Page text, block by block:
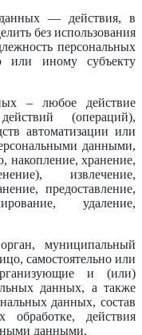
— действия, в
без использования
персональных
или иному субъекту
– любое действие
(операций),
автоматизации или
данными,
накопление, хранение,
извлечение,
предоставление,
удаление,
муниципальный
самостоятельно или
и (или)
данных, а также
данных, состав
обработке, действия
данными.